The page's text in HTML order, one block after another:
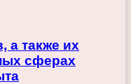
а также их
сферах